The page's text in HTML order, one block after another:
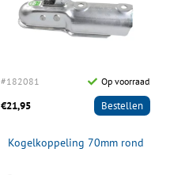
#182081 Op voorraad
€21,95 Bestellen
Kogelkoppeling 70mm rond